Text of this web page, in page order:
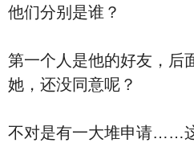
他们分别是谁？
第一个人是他的好友，后
她，还没同意呢？
不对是有一大堆申请……